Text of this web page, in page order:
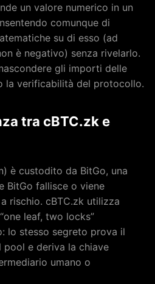
un valore numerico in un
comunque di
su di esso (ad
è negativo) senza rivelarlo.
gli importi delle
la verificabilità del protocollo.
tra cBTC.zk e
è custodito da BitGo, una
BitGo fallisce o viene
rischio. cBTC.zk utilizza
leaf, two locks”
lo stesso segreto prova il
pool e deriva la chiave
umano o